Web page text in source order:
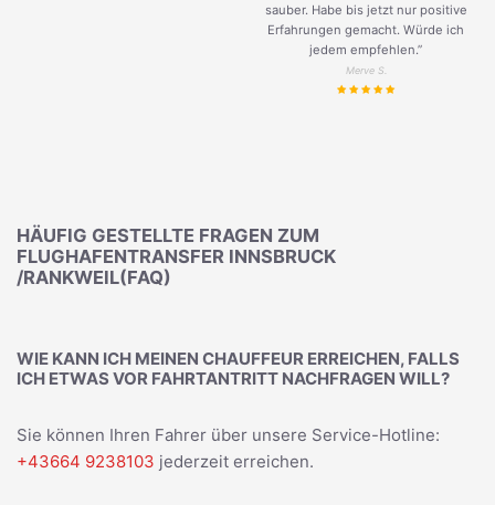
sauber. Habe bis jetzt nur positive
Erfahrungen gemacht. Würde ich
jedem empfehlen.”
Merve S.
HÄUFIG GESTELLTE FRAGEN ZUM
FLUGHAFENTRANSFER INNSBRUCK
/RANKWEIL(FAQ)
WIE KANN ICH MEINEN CHAUFFEUR ERREICHEN, FALLS
ICH ETWAS VOR FAHRTANTRITT NACHFRAGEN WILL?
Sie können Ihren Fahrer über unsere Service-Hotline:
+43664 9238103 jederzeit erreichen.